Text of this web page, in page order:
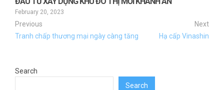
February 20, 2023
Previous
Tranh chấp thương mại ngày càng tăng
Next
Hạ cấp Vinashin
Search
Search